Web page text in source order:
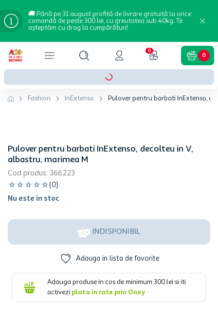
🚚 Până pe 31 august profită de livrare gratuită la orice
comandă de peste 300 lei, cu greutatea sub 40kg. Te
așteptăm cu drag la cumpărături!
0
0
Fashion InExtenso Pulover pentru barbati InExtenso,
Pulover pentru barbati InExtenso, decolteu in V,
albastru, marimea M
Cod produs: 366223
☆ ☆ ☆ ☆ ☆(0)
Nu este in stoc
INDISPONIBIL
Adauga in lista de favorite
Adauga produse in cos de minimum 300 lei si iti
activezi plata in rate prin Oney